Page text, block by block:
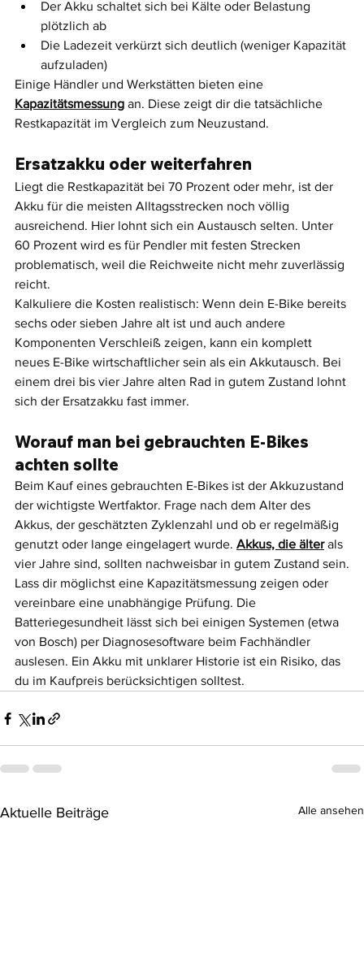
Der Akku schaltet sich bei Kälte oder Belastung
plötzlich ab
Die Ladezeit verkürzt sich deutlich (weniger Kapazität
aufzuladen)
Einige Händler und Werkstätten bieten eine
Kapazitätsmessung an. Diese zeigt dir die tatsächliche
Restkapazität im Vergleich zum Neuzustand.
Ersatzakku oder weiterfahren
Liegt die Restkapazität bei 70 Prozent oder mehr, ist der
Akku für die meisten Alltagsstrecken noch völlig
ausreichend. Hier lohnt sich ein Austausch selten. Unter
60 Prozent wird es für Pendler mit festen Strecken
problematisch, weil die Reichweite nicht mehr zuverlässig
reicht.
Kalkuliere die Kosten realistisch: Wenn dein E-Bike bereits
sechs oder sieben Jahre alt ist und auch andere
Komponenten Verschleiß zeigen, kann ein komplett
neues E-Bike wirtschaftlicher sein als ein Akkutausch. Bei
einem drei bis vier Jahre alten Rad in gutem Zustand lohnt
sich der Ersatzakku fast immer.
Worauf man bei gebrauchten E-Bikes
achten sollte
Beim Kauf eines gebrauchten E-Bikes ist der Akkuzustand
der wichtigste Wertfaktor. Frage nach dem Alter des
Akkus, der geschätzten Zyklenzahl und ob er regelmäßig
genutzt oder lange eingelagert wurde. Akkus, die älter als
vier Jahre sind, sollten nachweisbar in gutem Zustand sein.
Lass dir möglichst eine Kapazitätsmessung zeigen oder
vereinbare eine unabhängige Prüfung. Die
Batteriegesundheit lässt sich bei einigen Systemen (etwa
von Bosch) per Diagnosesoftware beim Fachhändler
auslesen. Ein Akku mit unklarer Historie ist ein Risiko, das
du im Kaufpreis berücksichtigen solltest.
Aktuelle Beiträge Alle ansehen